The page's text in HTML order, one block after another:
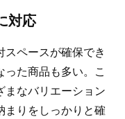
対応
ペースが確保でき
た商品も多い。こ
まなバリエーション
まりをしっかりと確